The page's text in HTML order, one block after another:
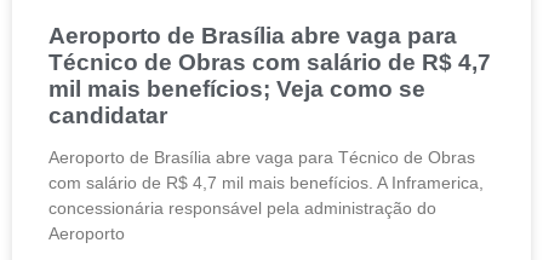
Aeroporto de Brasília abre vaga para
Técnico de Obras com salário de R$ 4,7
mil mais benefícios; Veja como se
candidatar
Aeroporto de Brasília abre vaga para Técnico de Obras
com salário de R$ 4,7 mil mais benefícios. A Inframerica,
concessionária responsável pela administração do
Aeroporto